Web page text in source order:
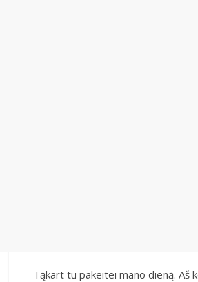
— Tąkart tu pakeitei mano dieną. Aš